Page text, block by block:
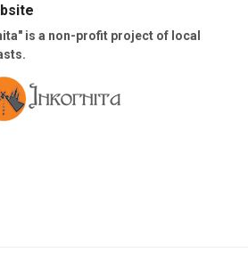
is a non-profit project of local